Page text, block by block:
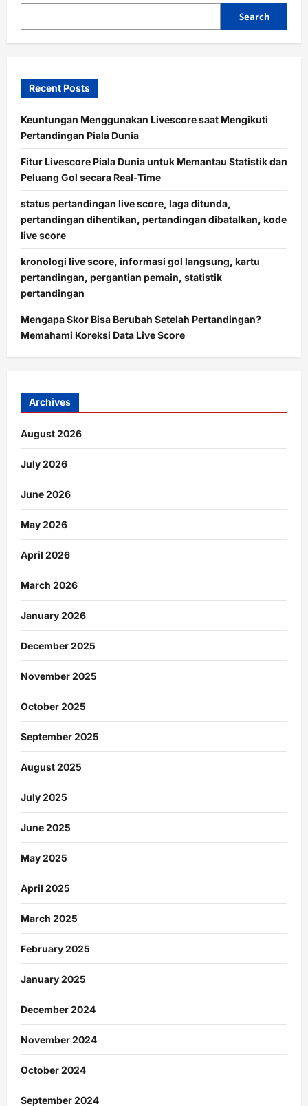
DNA
STY!
Search
Recent Posts
Keuntungan Menggunakan Livescore saat Mengikuti
Pertandingan Piala Dunia
Fitur Livescore Piala Dunia untuk Memantau Statistik dan
Peluang Gol secara Real-Time
status pertandingan live score, laga ditunda,
pertandingan dihentikan, pertandingan dibatalkan, kode
live score
kronologi live score, informasi gol langsung, kartu
pertandingan, pergantian pemain, statistik
pertandingan
Mengapa Skor Bisa Berubah Setelah Pertandingan?
Memahami Koreksi Data Live Score
Archives
August 2026
July 2026
June 2026
May 2026
April 2026
March 2026
January 2026
December 2025
November 2025
October 2025
September 2025
August 2025
July 2025
June 2025
May 2025
April 2025
March 2025
February 2025
January 2025
December 2024
November 2024
October 2024
September 2024